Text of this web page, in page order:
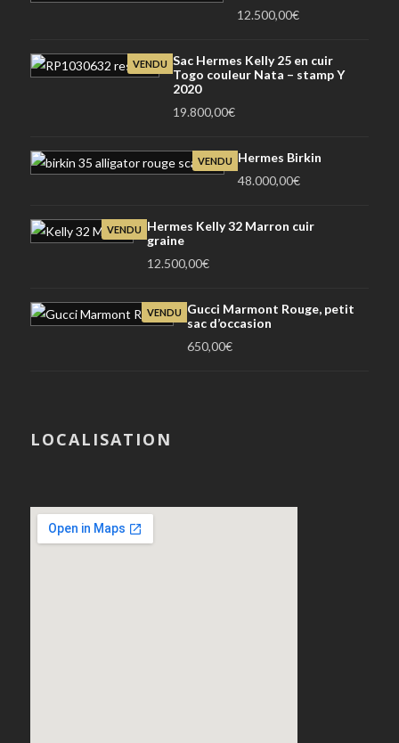
12.500,00€
VENDU Sac Hermes Kelly 25 en cuir
Togo couleur Nata – stamp Y
2020
19.800,00€
VENDU
Hermes Birkin
48.000,00€
VENDU
Hermes Kelly 32 Marron cuir
graine
12.500,00€
VENDU
Gucci Marmont Rouge, petit
sac d’occasion
650,00€
LOCALISATION